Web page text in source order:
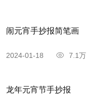
闹元宵手抄报简笔画
2024-01-18 7.1万
龙年元宵节手抄报